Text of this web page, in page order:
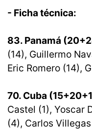
- Ficha técnica:
83. Panamá
(14), Guillermo
Eric Romero (14),
70. Cuba
Castel (1), Yoscar
(4), Carlos